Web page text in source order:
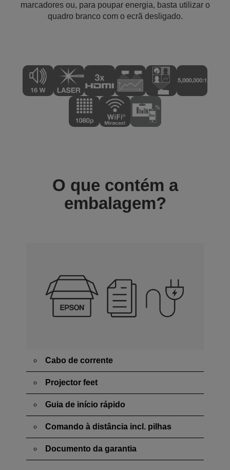
marcadores ou, para poupar energia, basta utilizar o
quadro branco com o ecrã desligado.
O que contém a
embalagem?
Cabo de corrente
Projector feet
Guia de início rápido
Comando à distância incl. pilhas
Documento da garantia